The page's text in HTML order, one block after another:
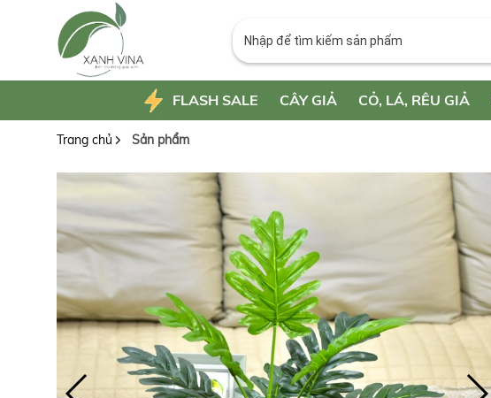
FLASH SALE CÂY GIẢ CỎ, LÁ, RÊU GIẢ
Trang chủ Sản phẩm